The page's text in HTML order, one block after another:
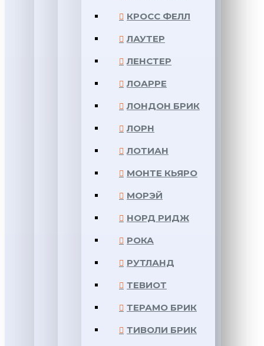
КРОСС ФЕЛЛ
ЛАУТЕР
ЛЕНСТЕР
ЛОАРРЕ
ЛОНДОН БРИК
ЛОРН
ЛОТИАН
МОНТЕ КЬЯРО
МОРЭЙ
НОРД РИДЖ
РОКА
РУТЛАНД
ТЕВИОТ
ТЕРАМО БРИК
ТИВОЛИ БРИК